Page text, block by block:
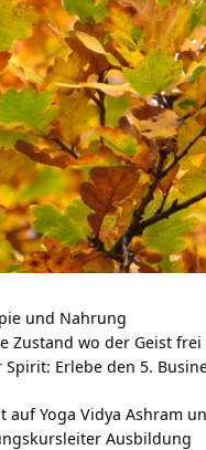
und Nahrung
Zustand wo der Geist frei
Erlebe den 5.
auf Yoga Vidya Ashram
Ausbildung